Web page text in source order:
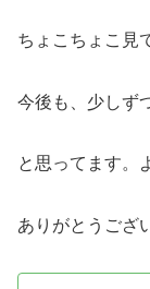
ちょこちょこ見
今後も、少しず
と思ってます。
ありがとうござ